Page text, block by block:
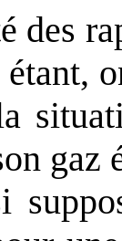
des
gaz